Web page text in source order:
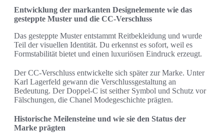
Entwicklung der markanten Designelemente wie das
gesteppte Muster und die CC-Verschluss
Das gesteppte Muster entstammt Reitbekleidung und wurde
Teil der visuellen Identität. Du erkennst es sofort, weil es
Formstabilität bietet und einen luxuriösen Eindruck erzeugt.
Der CC-Verschluss entwickelte sich später zur Marke. Unter
Karl Lagerfeld gewann die Verschlussgestaltung an
Bedeutung. Der Doppel-C ist seither Symbol und Schutz vor
Fälschungen, die Chanel Modegeschichte prägten.
Historische Meilensteine und wie sie den Status der
Marke prägten